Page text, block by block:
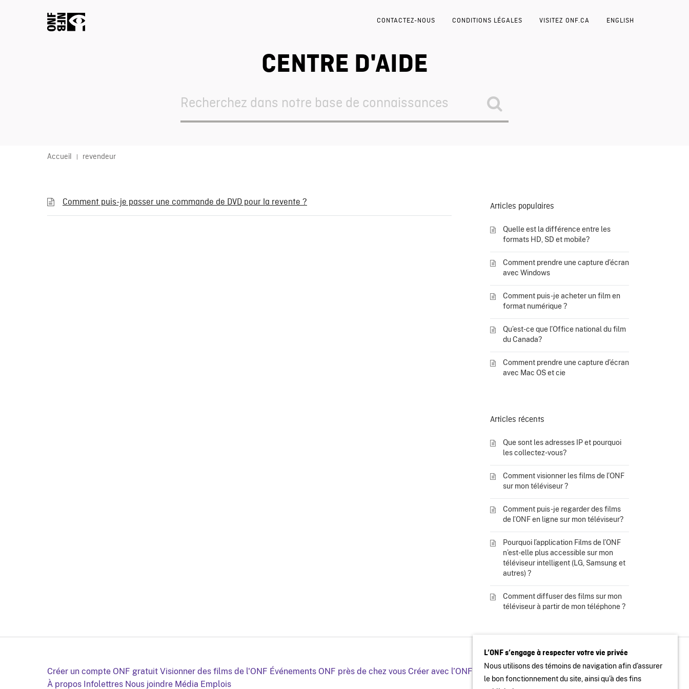
CONTACTEZ-NOUS CONDITIONS LÉGALES VISITEZ ONF.CA ENGLISH
CENTRE D'AIDE
For
Accueil revendeur
Comment puis-je passer une commande de DVD pour la revente ? Articles populaires
Quelle est la différence entre les
formats HD, SD et mobile?
Comment prendre une capture d’écran
avec Windows
Comment puis-je acheter un film en
format numérique ?
Qu’est-ce que l’Office national du film
du Canada?
Comment prendre une capture d’écran
avec Mac OS et cie
Articles récents
Que sont les adresses IP et pourquoi
les collectez-vous?
Comment visionner les films de l’ONF
sur mon téléviseur ?
Comment puis-je regarder des films
de l’ONF en ligne sur mon téléviseur?
Pourquoi l’application Films de l’ONF
n’est-elle plus accessible sur mon
téléviseur intelligent (LG, Samsung et
autres) ?
Comment diffuser des films sur mon
téléviseur à partir de mon téléphone ?
Créer un compte ONF gratuit Visionner des films de l'ONF Événements ONF près de chez vous Créer avec l’ONF
Organiser une projection publique
À propos Infolettres Nous joindre Média Emplois
L’ONF s’engage à respecter votre vie privée
Nous utilisons des témoins de navigation afin d’assurer
le bon fonctionnement du site, ainsi qu’à des fins